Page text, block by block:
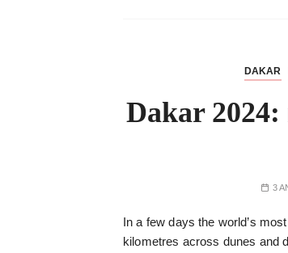
DAKAR
Dakar
3
In a few days the world’s
kilometres across dunes and